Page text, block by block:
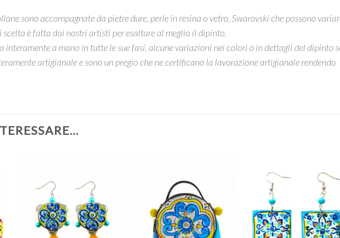
sono accompagnate da pietre dure, perle in resina o vetro, Swarovski che possono
è fatta dai nostri artisti per esaltare al meglio il dipinto.
interamente a mano in tutte le sue fasi, alcune variazioni nei colori o in dettagli del dipinto
artigianale e sono un pregio che ne certificano la lavorazione artigianale rendendo